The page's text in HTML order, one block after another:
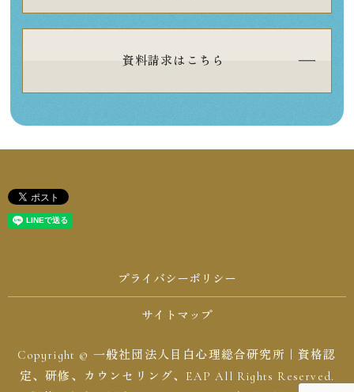
資料請求はこちら
プライバシーポリシー
サイトマップ
Copyright © 一般社団法人目白心理総合研究所｜資格認
定、研修、カウンセリング、EAP All Rights Reserved.